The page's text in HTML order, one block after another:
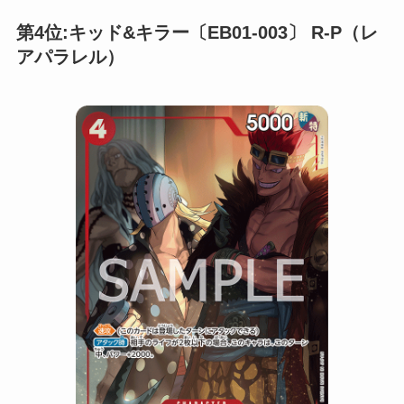
第4位:キッド&キラー〔EB01-003〕 R-P（レ
アパラレル）